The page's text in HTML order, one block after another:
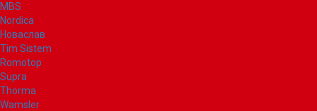
MBS
Nordica
Новаслав
Tim Sistem
Romotop
Supra
Thorma
Wamsler